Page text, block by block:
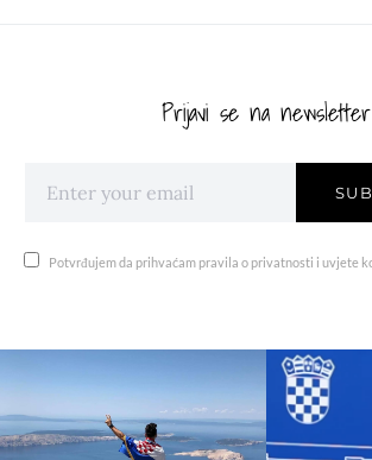
Prijavi se na newsletter
Potvrđujem da prihvaćam pravila o privatnosti i uvjete